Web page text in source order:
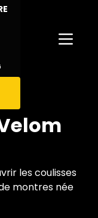
les coulisses
montres née